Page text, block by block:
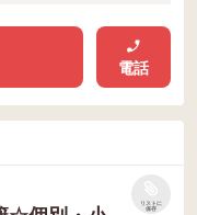
電話
リストに
保存